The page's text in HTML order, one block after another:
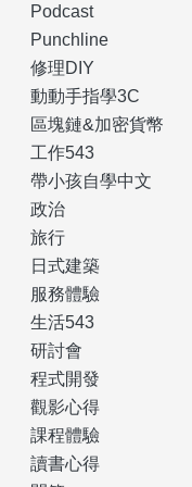
Podcast
Punchline
修理DIY
動動手指學3C
區塊鏈&加密貨幣
工作543
帶小孩自學中文
政治
旅行
日式建築
服務體驗
生活543
研討會
程式開發
觀影心得
課程體驗
讀書心得